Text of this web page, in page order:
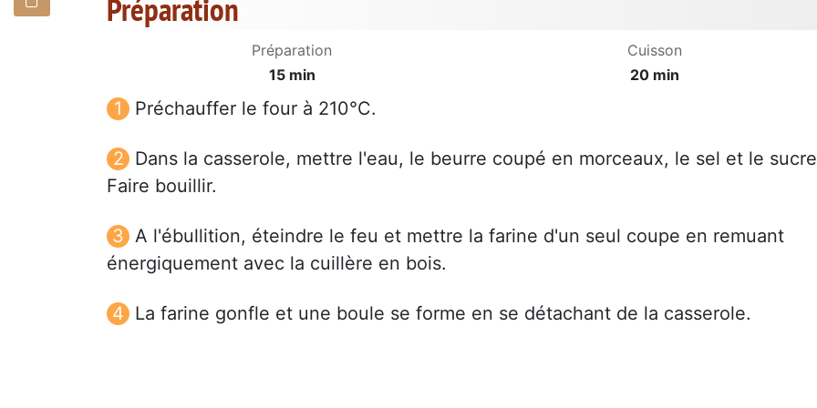
Préparation
Préparation
15 min
Cuisson
20 min
Préchauffer le four à 210°C.
Dans la casserole, mettre l'eau, le beurre coupé en morceaux, le sel et le
Faire bouillir.
A l'ébullition, éteindre le feu et mettre la farine d'un seul coupe en remuant
énergiquement avec la cuillère en bois.
La farine gonfle et une boule se forme en se détachant de la casserole.